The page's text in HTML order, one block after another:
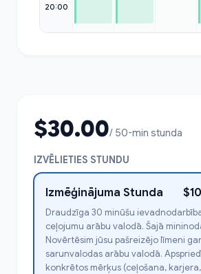
20:00
$30.00/ 50-min stunda
IZVĒLIETIES STUNDU
Izmēģinājuma Stunda
Draudzīga 30 minūšu
ceļojumu arābu valodā. Šajā
Novērtēsim jūsu pašreizējo līmeni
sarunvalodas arābu valodā.
konkrētos mērķus (ceļošana,